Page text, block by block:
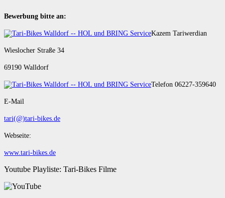
Bewerbung bitte an:
Kazem Tariwerdian
Wieslocher Straße 34
69190 Walldorf
Telefon 06227-359640
E-Mail
tari(@)tari-bikes.de
Webseite:
www.tari-bikes.de
Youtube Playliste: Tari-Bikes Filme